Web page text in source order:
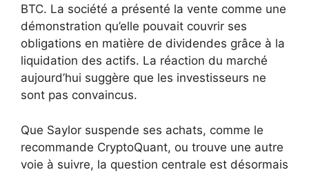
BTC. La société a présenté la vente comme une
démonstration qu’elle pouvait couvrir ses
obligations en matière de dividendes grâce à la
liquidation des actifs. La réaction du marché
aujourd’hui suggère que les investisseurs ne
sont pas convaincus.
Que Saylor suspende ses achats, comme le
recommande CryptoQuant, ou trouve une autre
voie à suivre, la question centrale est désormais